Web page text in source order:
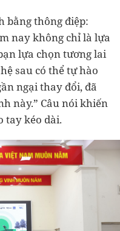
bằng thông điệp:
nay không chỉ là lựa
lựa chọn tương lai
sau có thể tự hào
ngại thay đổi, đã
này.” Câu nói khiến
tay kéo dài.